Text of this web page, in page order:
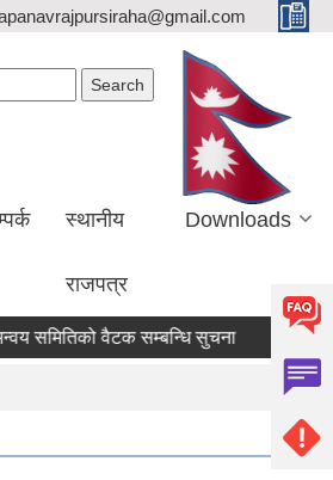
स्थानीय
राजपत्र
Downloads
वैटक सम्बन्धि सुचना सडकको सिमा